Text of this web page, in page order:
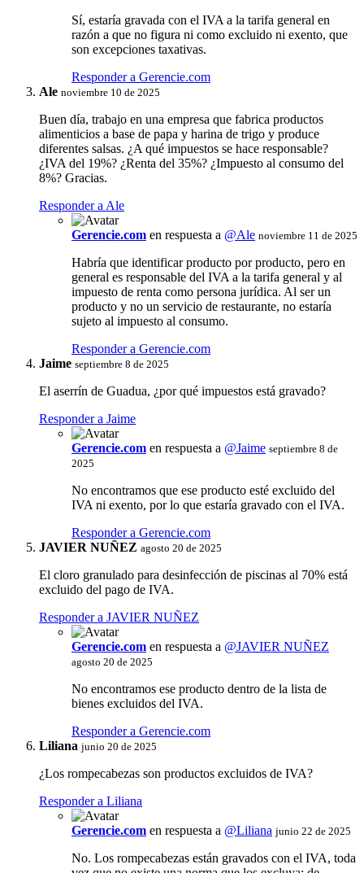
Sí, estaría gravada con el IVA a la tarifa general en
razón a que no figura ni como excluido ni exento, que
son excepciones taxativas.
Responder a Gerencie.com
Ale noviembre 10 de 2025
Buen día, trabajo en una empresa que fabrica productos
alimenticios a base de papa y harina de trigo y produce
diferentes salsas. ¿A qué impuestos se hace responsable?
¿IVA del 19%? ¿Renta del 35%? ¿Impuesto al consumo del
8%? Gracias.
Responder a Ale
Gerencie.com en respuesta a @Ale noviembre 11 de 2025
Habría que identificar producto por producto, pero en
general es responsable del IVA a la tarifa general y al
impuesto de renta como persona jurídica. Al ser un
producto y no un servicio de restaurante, no estaría
sujeto al impuesto al consumo.
Responder a Gerencie.com
Jaime septiembre 8 de 2025
El aserrín de Guadua, ¿por qué impuestos está gravado?
Responder a Jaime
Gerencie.com en respuesta a @Jaime septiembre 8 de
2025
No encontramos que ese producto esté excluido del
IVA ni exento, por lo que estaría gravado con el IVA.
Responder a Gerencie.com
JAVIER NUÑEZ agosto 20 de 2025
El cloro granulado para desinfección de piscinas al 70% está
excluido del pago de IVA.
Responder a JAVIER NUÑEZ
Gerencie.com en respuesta a @JAVIER NUÑEZ
agosto 20 de 2025
No encontramos ese producto dentro de la lista de
bienes excluidos del IVA.
Responder a Gerencie.com
Liliana junio 20 de 2025
¿Los rompecabezas son productos excluidos de IVA?
Responder a Liliana
Gerencie.com en respuesta a @Liliana junio 22 de 2025
No. Los rompecabezas están gravados con el IVA, toda